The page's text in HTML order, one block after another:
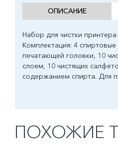
ОПИСАНИЕ
Набор для чистки
Комплектация: 4 спиртовые
печатающей головки, 10
слоем, 10 чистящих
содержанием спирта. Для
ПОХОЖИЕ